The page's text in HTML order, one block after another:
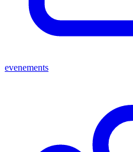
evenements